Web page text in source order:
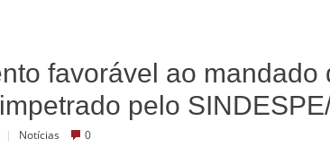
favorável ao mandado
pelo
| Notícias 0